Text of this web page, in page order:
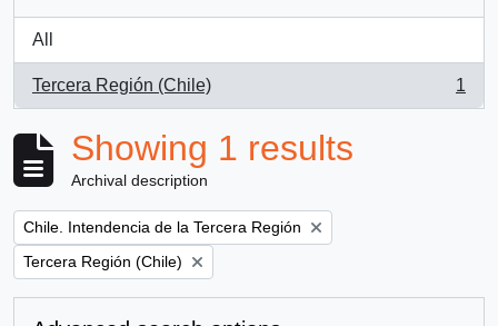
All
Tercera Región (Chile)
, 1 results
1
Showing 1 results
Archival description
Remove filter:
Chile. Intendencia de la Tercera Región
Remove filter:
Tercera Región (Chile)